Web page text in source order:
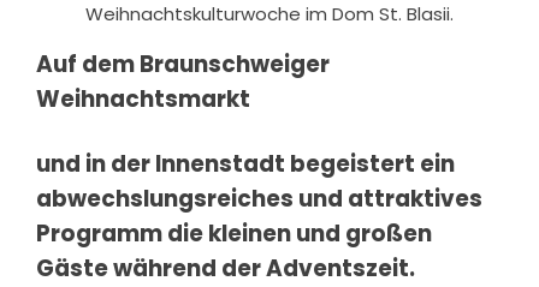
Weihnachtskulturwoche im Dom St. Blasii.
Auf dem Braunschweiger
Weihnachtsmarkt
und in der Innenstadt begeistert ein
abwechslungsreiches und attraktives
Programm die kleinen und großen
Gäste während der Adventszeit.